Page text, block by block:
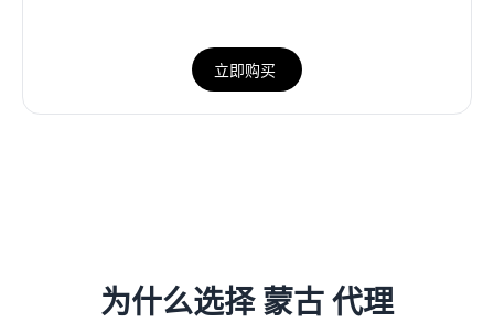
立即购买
为什么选择 蒙古 代理